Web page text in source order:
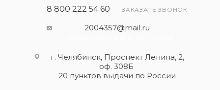
8 800 222 54 60 ЗАКАЗАТЬ ЗВОНОК
2004357@mail.ru
г. Челябинск, Проспект Ленина, 2,
оф. 308Б
20 пунктов выдачи по России